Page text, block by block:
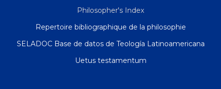
Philosopher's Index
Repertoire bibliographique de la philosophie
SELADOC Base de datos de Teología Latinoamericana
Uetus testamentum